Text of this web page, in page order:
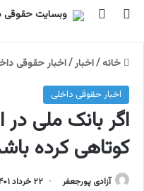
جستجو برایتغییر پوسته
خانه/اخبار/اخبار حقوقی
اخبار حقوقی داخلی
اگر بانک ملی
کوتاهی کرده
آزادی پورجعفر ۲۲ خرداد ۱۴۰۱